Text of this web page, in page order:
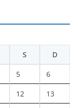
S D
5 6
12 13